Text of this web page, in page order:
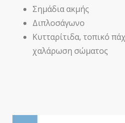
Σημάδια ακμής
Διπλοσάγωνο
Κυτταρίτιδα, τοπικό
χαλάρωση σώματος